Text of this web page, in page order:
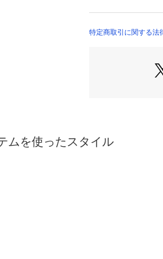
休日のお出かけや
※照明の関係によ
C71-55003 （ショ
特定商取引に関する法